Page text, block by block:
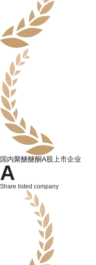
国内聚醚醚酮A股上市企业
A
Share listed company